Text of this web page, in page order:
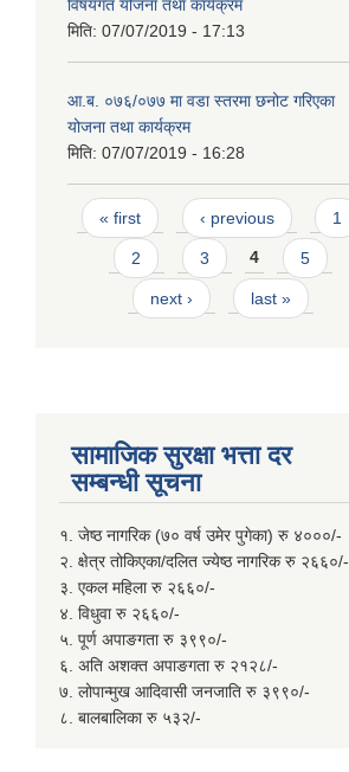
विषयगत योजना तथा कार्यक्रम
मिति: 07/07/2019 - 17:13
आ.ब. ०७६/०७७ मा वडा स्तरमा छनोट गरिएका
योजना तथा कार्यक्रम
मिति: 07/07/2019 - 16:28
Pages
« first ‹ previous 1
2 3 4 5
next › last »
सामाजिक सुरक्षा भत्ता दर
सम्बन्धी सूचना
१. जेष्ठ नागरिक (७० वर्ष उमेर पुगेका) रु ४०००/-
२. क्षेत्र तोकिएका/दलित ज्येष्ठ नागरिक रु २६६०/-
३. एकल महिला रु २६६०/-
४. विधुवा रु २६६०/-
५. पूर्ण अपाङगता रु ३९९०/-
६. अति अशक्त अपाङगता रु २१२८/-
७. लोपान्मुख आदिवासी जनजाति रु ३९९०/-
८. बालबालिका रु ५३२/-